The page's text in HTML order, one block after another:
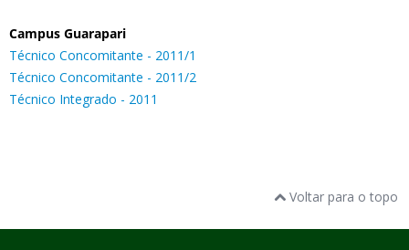
Campus Guarapari
Técnico Concomitante - 2011/1
Técnico Concomitante - 2011/2
Técnico Integrado - 2011
Voltar para o topo